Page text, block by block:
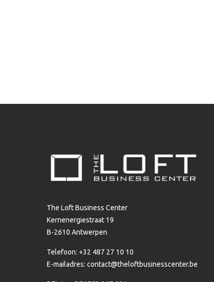
The Loft Business Center
Kernenergiestraat 19
B-2610 Antwerpen
Telefoon: +32 487 27 10 10
E-mailadres: contact@theloftbusinesscenter.be